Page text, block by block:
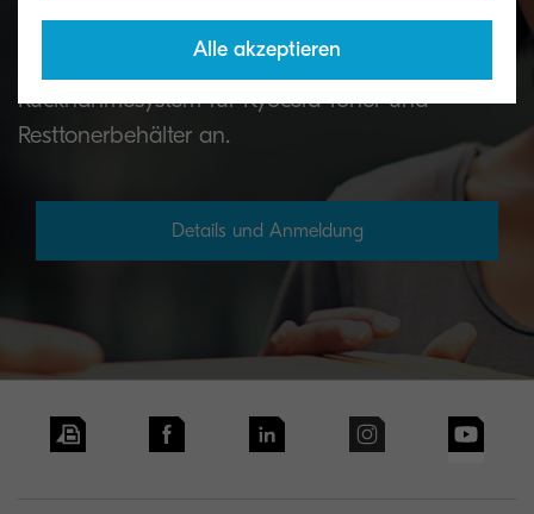
Unseren Kunden bieten wir ein kostenfreies
Rücknahmesystem für Kyocera Toner und
Resttonerbehälter an.
Details und Anmeldung
Alle akzeptieren